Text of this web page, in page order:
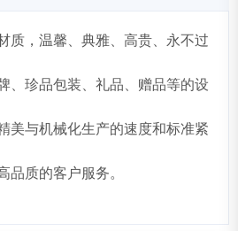
质，温馨、典雅、高贵、永不过
、珍品包装、礼品、赠品等的设
美与机械化生产的速度和标准紧
品质的客户服务。